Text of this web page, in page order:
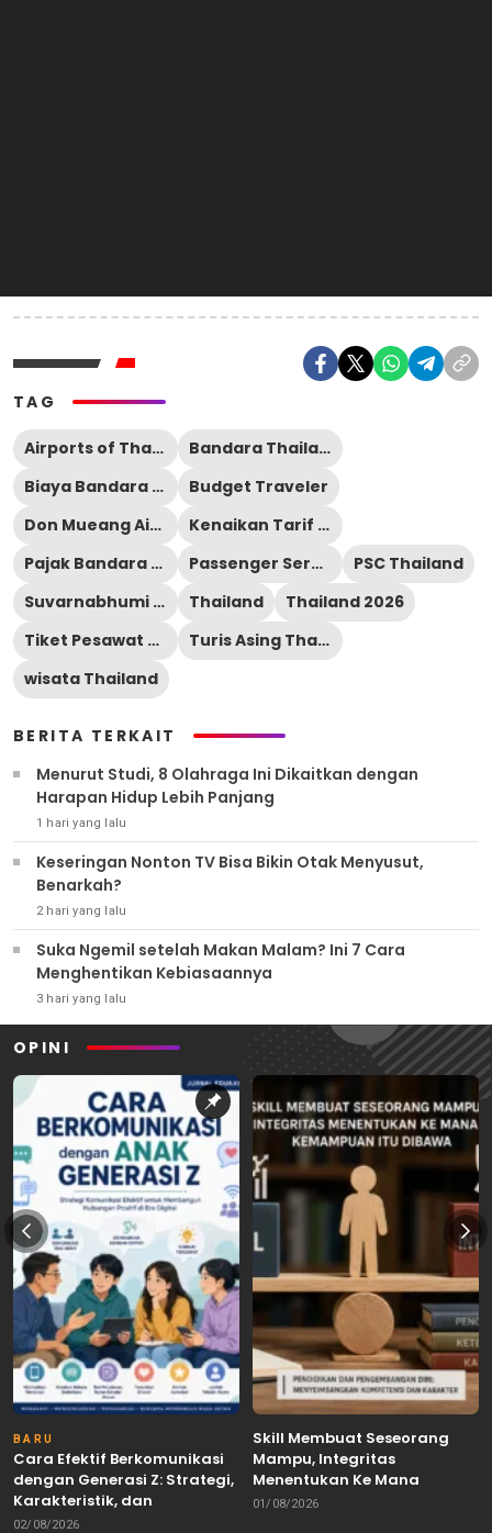
TAG
Airports of Thailand
Bandara Thailand
Biaya Bandara Thailand
Budget Traveler
Don Mueang Airport
Kenaikan Tarif Bandara
Pajak Bandara Thailand
Passenger Service Charge
PSC Thailand
Suvarnabhumi Airport
Thailand
Thailand 2026
Tiket Pesawat Thailand
Turis Asing Thailand
wisata Thailand
BERITA TERKAIT
Menurut Studi, 8 Olahraga Ini Dikaitkan dengan
Harapan Hidup Lebih Panjang
1 hari yang lalu
Keseringan Nonton TV Bisa Bikin Otak Menyusut,
Benarkah?
2 hari yang lalu
Suka Ngemil setelah Makan Malam? Ini 7 Cara
Menghentikan Kebiasaannya
3 hari yang lalu
OPINI
BARU
Cara Efektif Berkomunikasi
dengan Generasi Z: Strategi,
Karakteristik, dan
Tantangannya
02/08/2026
Skill Membuat Seseorang
Mampu, Integritas
Menentukan Ke Mana
Kemampuan Itu Dibawa
01/08/2026